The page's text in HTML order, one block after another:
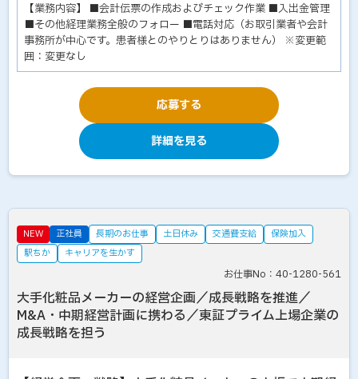
【業務内容】 ■会計伝票の作成およびチェック作業 ■入出金管理
■その他経理業務全般のフォロー ■電話対応（お取引業者や会計
事務所が中心です。患者様とのやりとりはありません） ※変更範
囲：変更なし
応募する
詳細を見る
NEW 正社員 長期のお仕事 土日休み 交通費支給
保険加入
駅ちか
キャリアを生かす
お仕事No：40-1280-561
大手化粧品メーカーの経営企画／成長戦略を推進／
M&A・中期経営計画に携わる／東証プライム上場企業の
成長戦略を担う